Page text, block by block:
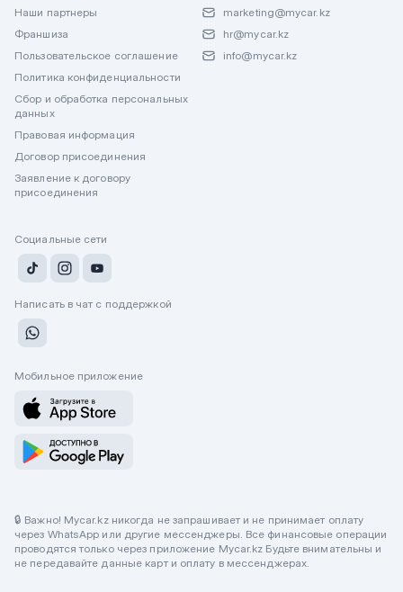
Наши партнеры
Франшиза
Пользовательское соглашение
Политика конфиденциальности
Сбор и обработка персональных
данных
Правовая информация
Договор присоединения
Заявление к договору
присоединения
marketing@mycar.kz
hr@mycar.kz
info@mycar.kz
Социальные сети
Написать в чат с поддержкой
Мобильное приложение
🔒 Важно! Mycar.kz никогда не запрашивает и не принимает оплату
через WhatsApp или другие мессенджеры. Все финансовые операции
проводятся только через приложение Mycar.kz Будьте внимательны и
не передавайте данные карт и оплату в мессенджерах.